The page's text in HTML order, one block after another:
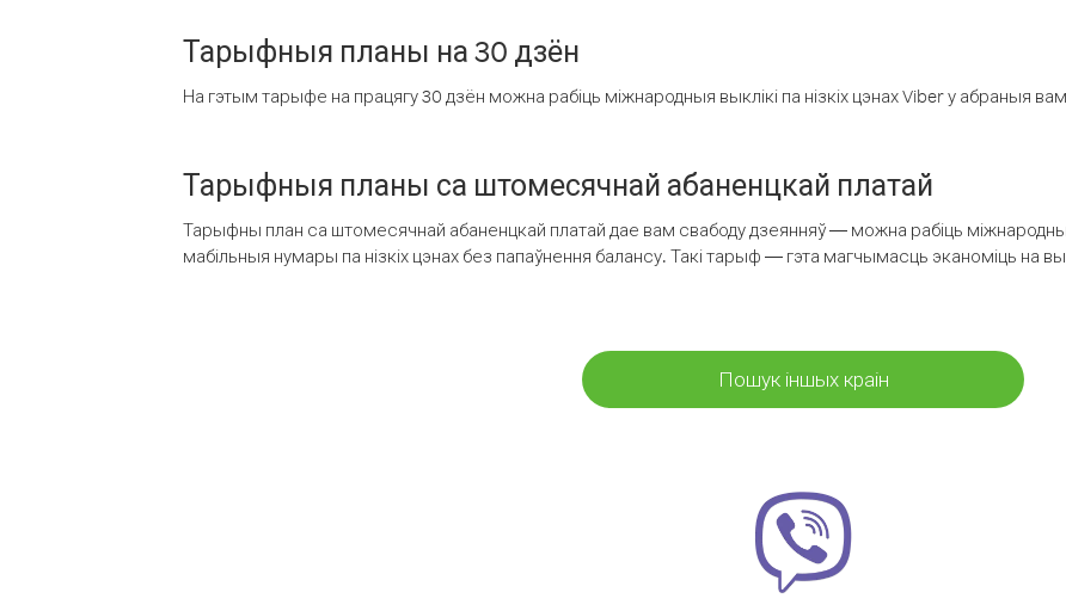
Тарыфныя планы на 30 дзён
На гэтым тарыфе на працягу 30 дзён можна рабіць міжнародныя выклікі па нізкіх цэнах Viber у абраныя
Тарыфныя планы са штомесячнай абаненцкай платай
Тарыфны план са штомесячнай абаненцкай платай дае вам свабоду дзеянняў — можна рабіць
мабільныя нумары па нізкіх цэнах без папаўнення балансу. Такі тарыф — гэта магчымасць эканоміць на
Пошук іншых краін